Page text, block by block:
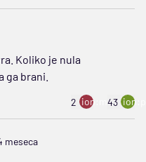
Koliko je nula
ga brani.
2 ion:minus
43
meseca